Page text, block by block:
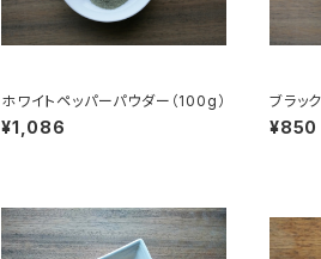
ホワイトペッパーパウダー（100g）
¥1,086
ブラッ
¥850